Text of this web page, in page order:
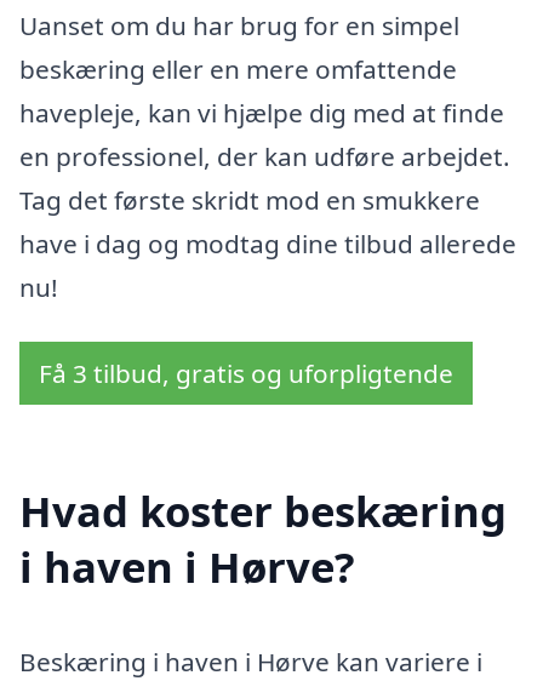
Uanset om du har brug for en simpel
beskæring eller en mere omfattende
havepleje, kan vi hjælpe dig med at finde
en professionel, der kan udføre arbejdet.
Tag det første skridt mod en smukkere
have i dag og modtag dine tilbud allerede
nu!
Få 3 tilbud, gratis og uforpligtende
Hvad koster beskæring
i haven i Hørve?
Beskæring i haven i Hørve kan variere i